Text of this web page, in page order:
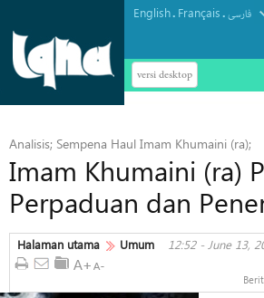
English. Français.فارسی
versi desktop
Analisis; Sempena Haul Imam Khumaini (ra);
Imam Khumaini (ra)
Perpaduan dan
Halaman utama Umum 12:52 - June 13,